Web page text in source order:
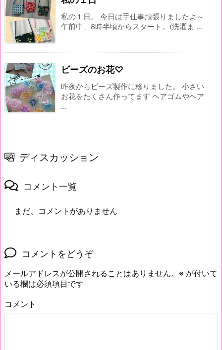
私の１日。 今日は手仕事頑張りましたよ～
午前中、8時半頃からスタート。(洗濯ま ...
ビーズのお花♡
昨夜からビーズ製作に移りました。 小さい
お花をたくさん作ってます ヘアゴムやヘア
...
ディスカッション
コメント一覧
まだ、コメントがありません
コメントをどうぞ
メールアドレスが公開されることはありません。 ※ が付いて
いる欄は必須項目です
コメント